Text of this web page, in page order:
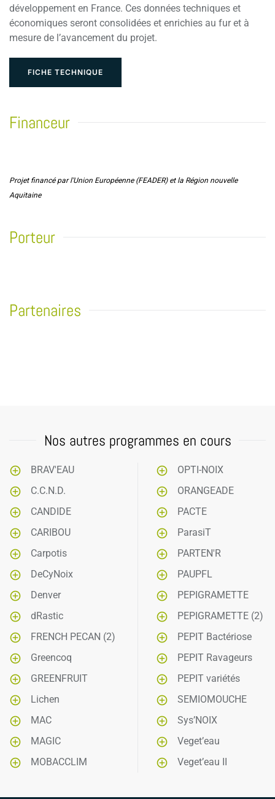
développement en France. Ces données techniques et
économiques seront consolidées et enrichies au fur et à
mesure de l’avancement du projet.
FICHE TECHNIQUE
Financeur
Projet financé par l'Union Européenne (FEADER) et la Région nouvelle
Aquitaine
Porteur
Partenaires
Nos autres programmes en cours
BRAV'EAU
C.C.N.D.
CANDIDE
CARIBOU
Carpotis
DeCyNoix
Denver
dRastic
FRENCH PECAN (2)
Greencoq
GREENFRUIT
Lichen
MAC
MAGIC
MOBACCLIM
OPTI-NOIX
ORANGEADE
PACTE
ParasiT
PARTEN'R
PAUPFL
PEPIGRAMETTE
PEPIGRAMETTE (2)
PEPIT Bactériose
PEPIT Ravageurs
PEPIT variétés
SEMIOMOUCHE
Sys’NOIX
Veget’eau
Veget’eau II